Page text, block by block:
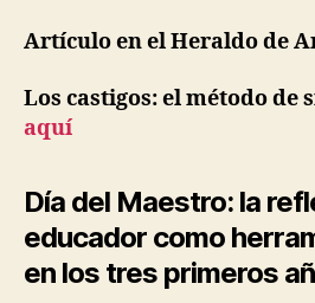
Artículo en el Heraldo de
Los castigos: el método de
aquí
Día del Maestro: la
educador como
en los tres primeros